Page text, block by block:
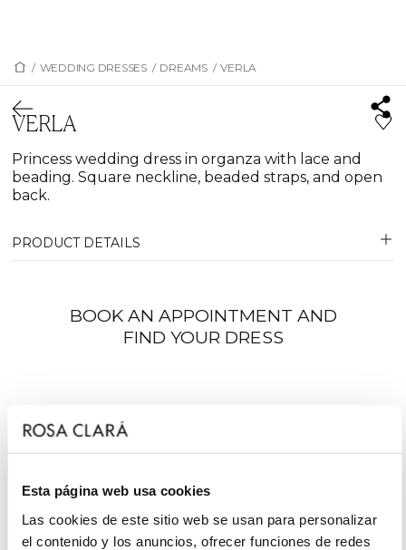
Esta página web usa cookies
Las cookies de este sitio web se usan para personalizar
el contenido y los anuncios, ofrecer funciones de redes
/ WEDDING DRESSES / DREAMS / VERLA
VERLA
Princess wedding dress in organza with lace and
beading. Square neckline, beaded straps, and open
back.
PRODUCT DETAILS
BOOK AN APPOINTMENT AND
FIND YOUR DRESS